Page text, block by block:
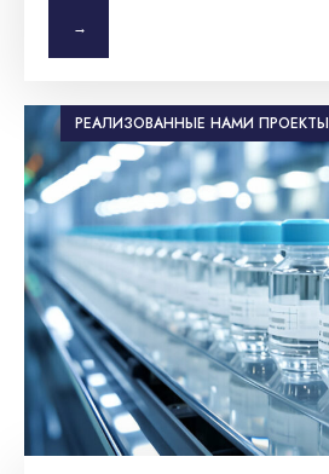
→
РЕАЛИЗОВАННЫЕ НАМИ ПРОЕКТЫ